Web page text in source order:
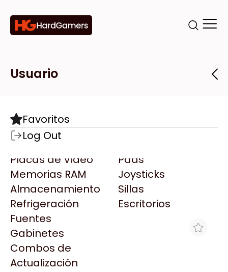
Categorías
Componentes
Motherboards
Microprocesadores
Placas de Video
Memorias RAM
Almacenamiento
Refrigeración
Fuentes
Gabinetes
Combos de
Actualización
Pads
Joysticks
Sillas
Escritorios
Marcas
Todas las Marcas
AMD
AULA
Acer
Adata
AeroCool
Antec
Arkham
Asrock
Tiendas
Destacadas
Usuario
Favoritos
Log Out
LEXMARK 100XL AMARILLO P/PRO
(VENCIDO)